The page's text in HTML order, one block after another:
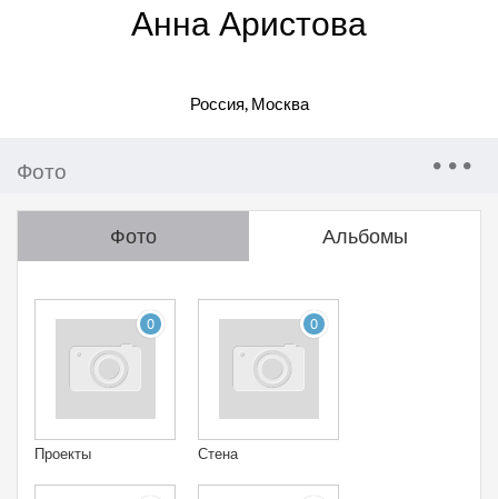
Анна Аристова
Россия, Москва
Фото
Фото Альбомы
0
Проекты
0
Стена